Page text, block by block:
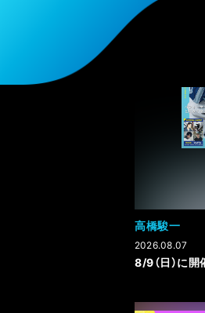
高橋駿一
2026.08.07